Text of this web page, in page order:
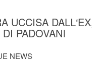
UCCISA
DI PADOVANI
NEWS